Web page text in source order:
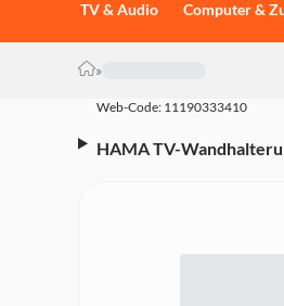
TV & Audio Computer &
»
Web-Code: 11190333410
HAMA TV-